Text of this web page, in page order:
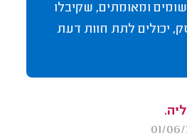
ומאומתים, שקיבלו
יכולים לתת חוות דעת